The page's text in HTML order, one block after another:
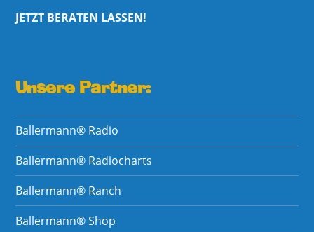
JETZT BERATEN LASSEN!
Unsere Partner:
Ballermann® Radio
Ballermann® Radiocharts
Ballermann® Ranch
Ballermann® Shop